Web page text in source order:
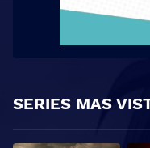
SERIES MAS